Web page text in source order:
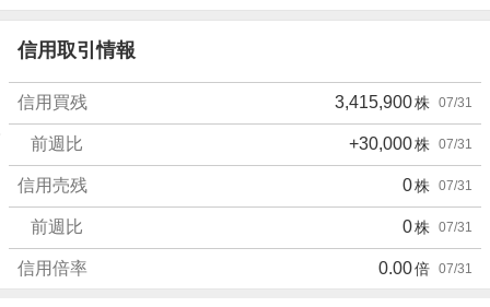
い
4
5
5
、
強
く
売
り
た
信用取引情報
信用買残 3,415,900株 07/31
前週比 +30,000株 07/31
信用売残 0株 07/31
前週比 0株 07/31
信用倍率 0.00倍 07/31